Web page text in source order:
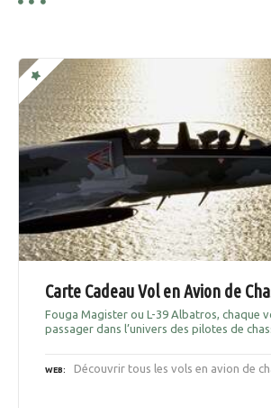
Carte Cadeau Vol en Avion de
Fouga Magister ou L-39 Albatros, chaque
passager dans l’univers des pilotes de
WEB Découvrir tous les vols en avion de